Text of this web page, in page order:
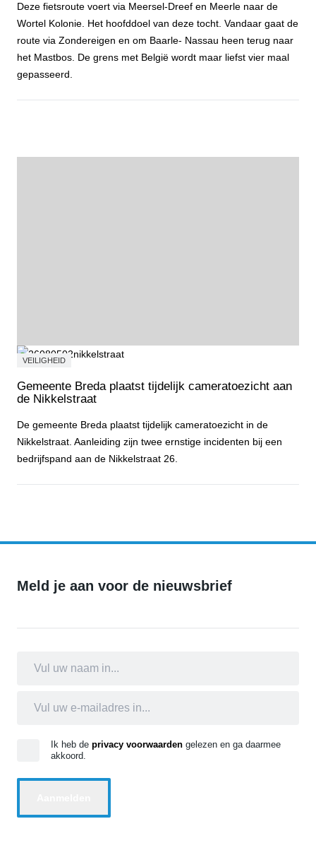
Deze fietsroute voert via Meersel-Dreef en Meerle naar de
Wortel Kolonie. Het hoofddoel van deze tocht. Vandaar gaat de
route via Zondereigen en om Baarle- Nassau heen terug naar
het Mastbos. De grens met België wordt maar liefst vier maal
gepasseerd.
VEILIGHEID
Gemeente Breda plaatst tijdelijk cameratoezicht aan
de Nikkelstraat
De gemeente Breda plaatst tijdelijk cameratoezicht in de
Nikkelstraat. Aanleiding zijn twee ernstige incidenten bij een
bedrijfspand aan de Nikkelstraat 26.
Meld je aan voor de nieuwsbrief
Ik heb de privacy voorwaarden gelezen en ga daarmee
akkoord.